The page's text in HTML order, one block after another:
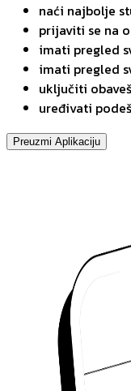
naći najbolje
prijaviti se na
imati pregled
imati pregled
uključiti
uređivati
Preuzmi Aplikaciju